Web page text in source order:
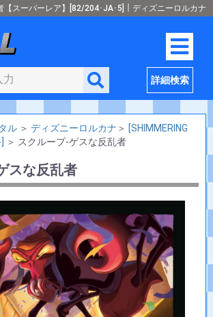
【スーパーレア】[82/204･JA･5]｜ディズニーロルカナ
詳細検索
ル ＞ ディズニーロルカナ ＞ [SHIMMERING
＞ スクループ-ゲスな反乱者
スな反乱者